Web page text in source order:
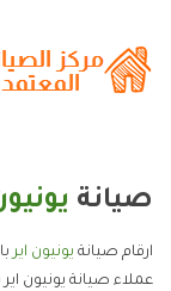
صيانة
ارقام صيانة يونيون اير
عملاء صيانة يونيون اير